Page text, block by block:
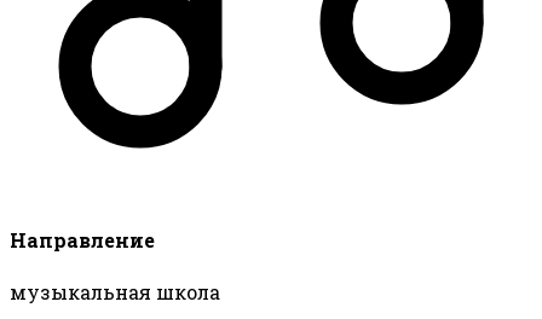
Направление
музыкальная школа